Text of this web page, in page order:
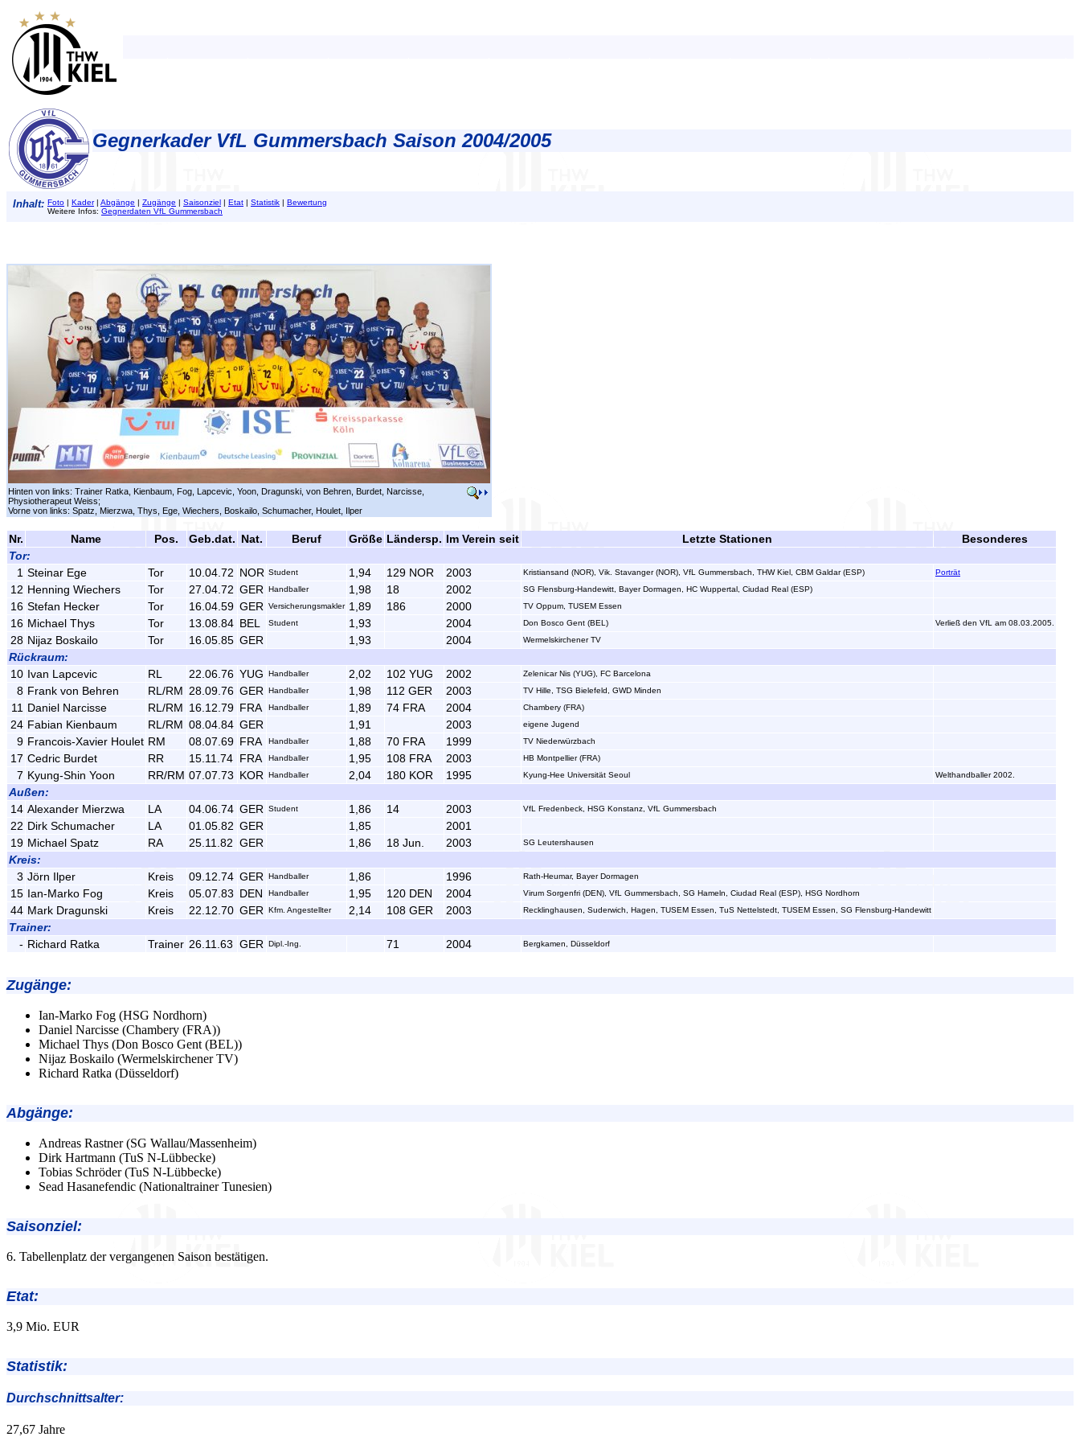
Gegnerkader VfL Gummersbach Saison 2004/2005
Inhalt: Foto | Kader| Abgänge | Zugänge | Saisonziel | Etat | Statistik | Bewertung
Weitere Infos: Gegnerdaten VfL Gummersbach
Hinten von links: Trainer Ratka, Kienbaum, Fog, Lapcevic, Yoon, Dragunski, von Behren, Burdet, Narcisse,
Physiotherapeut Weiss;
Vorne von links: Spatz, Mierzwa, Thys, Ege, Wiechers, Boskailo, Schumacher, Houlet, Ilper
Nr. Name Pos. Geb.dat. Nat. Beruf Größe Ländersp. Im Verein seit Letzte Stationen
Besonderes
Tor:
1 Steinar Ege Tor 10.04.72 NOR Student 1,94 129 NOR 2003 Kristiansand (NOR), Vik. Stavanger (NOR), VfL Gummersbach, THW Kiel, CBM Galdar (ESP) Porträt
12 Henning Wiechers Tor 27.04.72 GER Handballer 1,98 18 2002 SG Flensburg-Handewitt, Bayer Dormagen, HC Wuppertal, Ciudad Real (ESP)
16 Stefan Hecker Tor 16.04.59 GER Versicherungsmakler 1,89 186 2000 TV Oppum, TUSEM Essen
16 Michael Thys Tor 13.08.84 BEL Student 1,93 2004 Don Bosco Gent (BEL) Verließ den VfL am 08.03.2005.
28 Nijaz Boskailo Tor 16.05.85 GER 1,93 2004 Wermelskirchener TV
Rückraum:
10 Ivan Lapcevic RL 22.06.76 YUG Handballer 2,02 102 YUG 2002 Zelenicar Nis (YUG), FC Barcelona
8 Frank von Behren RL/RM 28.09.76 GER Handballer 1,98 112 GER 2003 TV Hille, TSG Bielefeld, GWD Minden
11 Daniel Narcisse RL/RM 16.12.79 FRA Handballer 1,89 74 FRA 2004 Chambery (FRA)
24 Fabian Kienbaum RL/RM 08.04.84 GER 1,91 2003 eigene Jugend
9 Francois-Xavier Houlet RM 08.07.69 FRA Handballer 1,88 70 FRA 1999 TV Niederwürzbach
17 Cedric Burdet RR 15.11.74 FRA Handballer 1,95 108 FRA 2003 HB Montpellier (FRA)
7 Kyung-Shin Yoon RR/RM 07.07.73 KOR Handballer 2,04 180 KOR 1995 Kyung-Hee Universität Seoul Welthandballer 2002.
Außen:
14 Alexander Mierzwa LA 04.06.74 GER Student 1,86 14 2003 VfL Fredenbeck, HSG Konstanz, VfL Gummersbach
22 Dirk Schumacher LA 01.05.82 GER 1,85
2001
19 Michael Spatz RA 25.11.82 GER 1,86 18 Jun. 2003 SG Leutershausen
Kreis:
3 Jörn Ilper Kreis 09.12.74 GER Handballer 1,86 1996 Rath-Heumar, Bayer Dormagen
15 Ian-Marko Fog Kreis 05.07.83 DEN Handballer 1,95 120 DEN 2004 Virum Sorgenfri (DEN), VfL Gummersbach, SG Hameln, Ciudad Real (ESP), HSG Nordhorn
44 Mark Dragunski Kreis 22.12.70 GER Kfm. Angestellter 2,14 108 GER 2003 Recklinghausen, Suderwich, Hagen, TUSEM Essen, TuS Nettelstedt, TUSEM Essen, SG Flensburg-Handewitt
Trainer:
- Richard Ratka Trainer 26.11.63 GER Dipl.-Ing. 71 2004 Bergkamen, Düsseldorf
Zugänge:
Ian-Marko Fog (HSG Nordhorn)
Daniel Narcisse (Chambery (FRA))
Michael Thys (Don Bosco Gent (BEL))
Nijaz Boskailo (Wermelskirchener TV)
Richard Ratka (Düsseldorf)
Abgänge:
Andreas Rastner (SG Wallau/Massenheim)
Dirk Hartmann (TuS N-Lübbecke)
Tobias Schröder (TuS N-Lübbecke)
Sead Hasanefendic (Nationaltrainer Tunesien)
Saisonziel:
6. Tabellenplatz der vergangenen Saison bestätigen.
Etat:
3,9 Mio. EUR
Statistik:
Durchschnittsalter:
27,67 Jahre